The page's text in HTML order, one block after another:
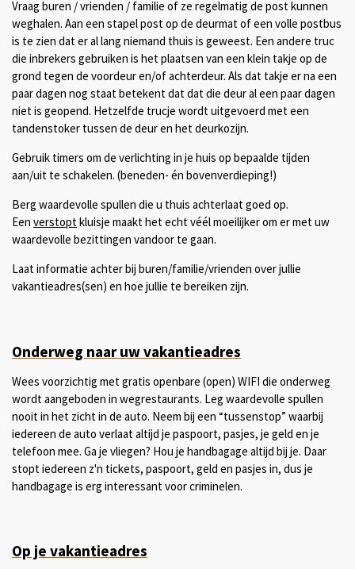
Vraag buren / vrienden / familie of ze regelmatig de post kunnen
weghalen. Aan een stapel post op de deurmat of een volle postbus
is te zien dat er al lang niemand thuis is geweest. Een andere truc
die inbrekers gebruiken is het plaatsen van een klein takje op de
grond tegen de voordeur en/of achterdeur. Als dat takje er na een
paar dagen nog staat betekent dat dat die deur al een paar dagen
niet is geopend. Hetzelfde trucje wordt uitgevoerd met een
tandenstoker tussen de deur en het deurkozijn.
Gebruik timers om de verlichting in je huis op bepaalde tijden
aan/uit te schakelen. (beneden- én bovenverdieping!)
Berg waardevolle spullen die u thuis achterlaat goed op.
Een verstoptkluisje maakt het echt véél moeilijker om er met uw
waardevolle bezittingen vandoor te gaan.
Laat informatie achter bij buren/familie/vrienden over jullie
vakantieadres(sen) en hoe jullie te bereiken zijn.
Onderweg naar uw vakantieadres
Wees voorzichtig met gratis openbare (open) WIFI die onderweg
wordt aangeboden in wegrestaurants. Leg waardevolle spullen
nooit in het zicht in de auto. Neem bij een “tussenstop” waarbij
iedereen de auto verlaat altijd je paspoort, pasjes, je geld en je
telefoon mee. Ga je vliegen? Hou je handbagage altijd bij je. Daar
stopt iedereen z'n tickets, paspoort, geld en pasjes in, dus je
handbagage is erg interessant voor criminelen.
Op je vakantieadres